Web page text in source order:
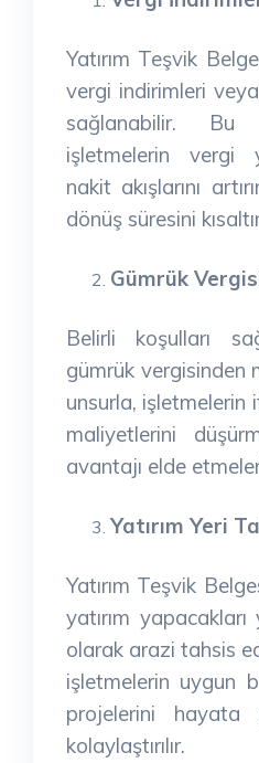
Yatırım Teşvik
vergi indirimleri
sağlanabilir. Bu
işletmelerin vergi
nakit akışlarını
dönüş süresini
Gümrük
Belirli koşulları
gümrük vergisinden
unsurla, işletmelerin
maliyetlerini
avantajı elde
Yatırım Yeri
Yatırım Teşvik
yatırım
olarak arazi tahsis
işletmelerin uygun
projelerini hayata
kolaylaştırılır.